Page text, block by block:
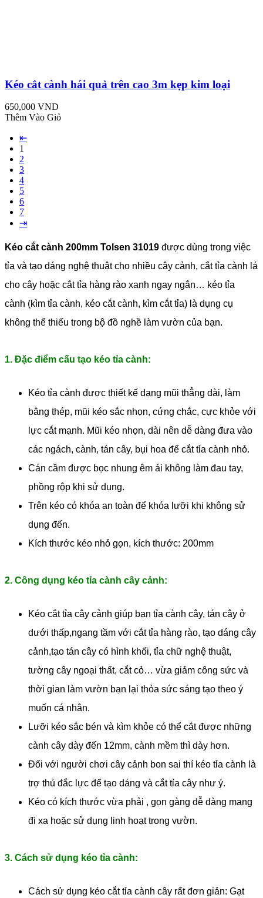
Kéo cắt cành hái quả trên cao 3m kẹp kim loại
650,000 VND
Thêm Vào Giỏ
⇤
1
2
3
4
5
6
7
⇥
Kéo cắt cành 200mm Tolsen 31019 được dùng trong việc
tỉa và tạo dáng nghệ thuật cho nhiều cây cảnh, cắt tỉa cành lá
cho cây hoặc cắt tỉa hàng rào xanh ngay ngắn… kéo tỉa
cành (kìm tỉa cành, kéo cắt cành, kìm cắt tỉa) là dụng cụ
không thể thiếu trong bộ đồ nghề làm vườn của bạn.
1. Đặc điểm cấu tạo kéo tỉa cành:
Kéo tỉa cành được thiết kế dạng mũi thẳng dài, làm
bằng thép, mũi kéo sắc nhọn, cứng chắc, cực khỏe với
lực cắt mạnh. Mũi kéo nhọn, dài nên dễ dàng đưa vào
các ngách, cành, tán cây, bụi hoa để cắt tỉa cành nhỏ.
Cán cầm được bọc nhung êm ái không làm đau tay,
phồng rộp khi sử dụng.
Trên kéo có khóa an toàn để khóa lưỡi khi không sử
dụng đến.
Kích thước kéo nhỏ gọn, kích thước: 200mm
2. Công dụng kéo tỉa cành cây cảnh:
Kéo cắt tỉa cây cảnh giúp bạn tỉa cành cây, tán cây ở
dưới thấp,ngang tầm với cắt tỉa hàng rào, tạo dáng cây
cảnh,tạo tán cây có hình khối, tỉa chữ nghệ thuật,
tường cây ngoại thất, cắt cỏ… vừa giảm công sức và
thời gian làm vườn bạn lại thỏa sức sáng tạo theo ý
muốn cá nhân.
Lưỡi kéo sắc bén và kìm khỏe có thể cắt được những
cành cây dày đến 12mm, cành mềm thì dày hơn.
Đối với người chơi cây cảnh bon sai thí kéo tỉa cành là
trợ thủ đắc lực để tạo dáng và cắt tỉa cây như ý.
Kéo có kích thước vừa phải , gọn gàng dễ dàng mang
đi xa hoặc sử dụng linh hoạt trong vườn.
3. Cách sử dụng kéo tỉa cành:
Cách sử dụng kéo cắt tỉa cành cây rất đơn giản: Gạt